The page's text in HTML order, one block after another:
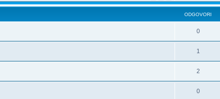
ODGOVORI
0
1
2
0